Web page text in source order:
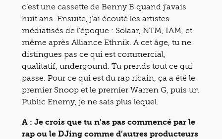
c’est une cassette de Benny B quand j’avais
huit ans. Ensuite, j’ai écouté les artistes
médiatisés de l’époque : Solaar, NTM, IAM, et
même après Alliance Ethnik. A cet âge, tu ne
distingues pas ce qui est commercial,
qualitatif, undergound. Tu prends tout ce qui
passe. Pour ce qui est du rap ricain, ça a été le
premier Snoop et le premier Warren G, puis un
Public Enemy, je ne sais plus lequel.
A : Je crois que tu n’as pas commencé par le
rap ou le DJing comme d’autres producteurs